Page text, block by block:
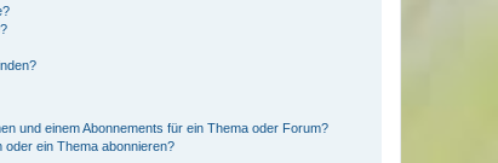
und einem Abonnements für ein Thema oder Forum?
ein Thema abonnieren?